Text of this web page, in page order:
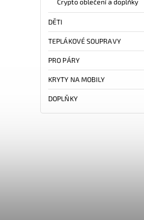
DĚTI
TEPLÁKOVÉ SOUPRAVY
PRO PÁRY
KRYTY NA MOBILY
DOPLŇKY